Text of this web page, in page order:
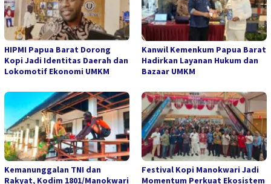
HIPMI Papua Barat Dorong
Kopi Jadi Identitas Daerah dan
Lokomotif Ekonomi UMKM
Kanwil Kemenkum Papua Barat
Hadirkan Layanan Hukum dan
Bazaar UMKM
Kemanunggalan TNI dan
Rakyat, Kodim 1801/Manokwari
Festival Kopi Manokwari Jadi
Momentum Perkuat Ekosistem